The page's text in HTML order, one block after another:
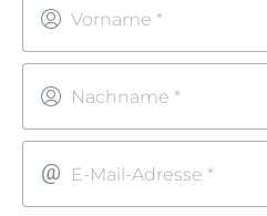
Vorname *
Nachname *
E-Mail-Adresse *